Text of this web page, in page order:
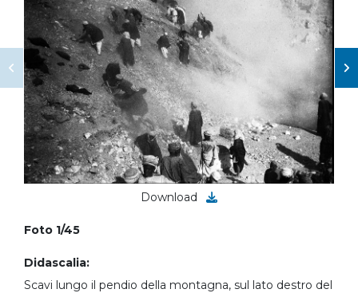
Download
Foto 1/45
Didascalia:
Scavi lungo il pendio della montagna, sul lato destro del